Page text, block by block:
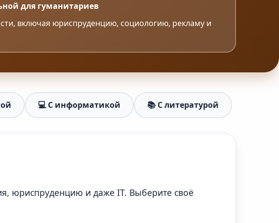
для гуманитариев
включая юриспруденцию, социологию, рекламу и
💻 С информатикой 📚 С литературой
юриспруденцию и даже IT. Выберите своё